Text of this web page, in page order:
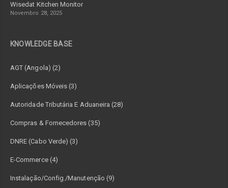
Wisedat Kitchen Monitor
Novembro 28, 2025
KNOWLEDGE BASE
AGT (Angola) (2)
Aplicações Móveis (3)
Autoridade Tributária E Aduaneira (28)
Compras & Fornecedores (35)
DNRE (Cabo Verde) (3)
E-Commerce (4)
Instalação/Config./Manutenção (9)